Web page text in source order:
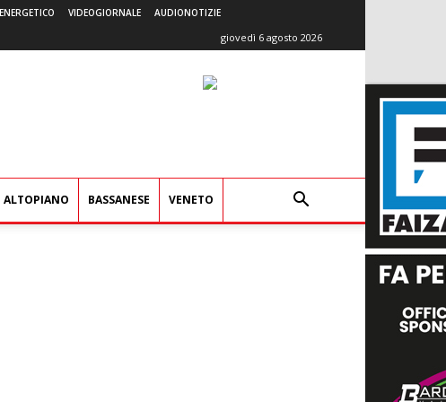
VIDEOGIORNALE AUDIONOTIZIE
giovedì 6 agosto 2026
ALTOPIANO BASSANESE VENETO